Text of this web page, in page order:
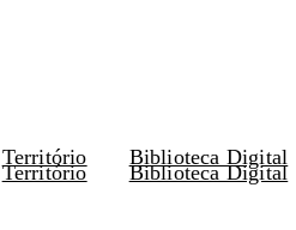
Território Biblioteca Digital
Território Biblioteca Digital